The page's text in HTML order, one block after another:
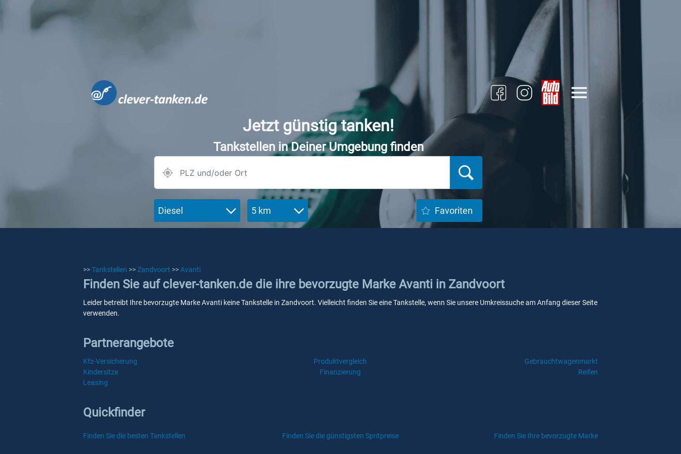
Jetzt günstig tanken!
Tankstellen in Deiner Umgebung finden
Diesel 5 km Favoriten
>>Tankstellen >>Zandvoort >>Avanti
Finden Sie auf clever-tanken.de die ihre bevorzugte Marke Avanti in Zandvoort
Leider betreibt Ihre bevorzugte Marke Avanti keine Tankstelle in Zandvoort. Vielleicht finden Sie eine Tankstelle, wenn Sie unsere Umkreissuche am Anfang dieser Seite
verwenden.
Partnerangebote
Kfz-Versicherung Produktvergleich
Gebrauchtwagenmarkt
Kindersitze
Finanzierung
Reifen
Leasing
Quickfinder
Finden Sie die besten Tankstellen Finden Sie die günstigsten Spritpreise Finden Sie Ihre bevorzugte Marke